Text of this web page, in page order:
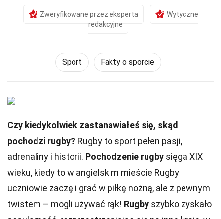
Zweryfikowane przez eksperta
Wytyczne
redakcyjne
Sport Fakty o sporcie
Czy kiedykolwiek zastanawiałeś się, skąd
pochodzi rugby? Rugby to sport pełen pasji,
adrenaliny i historii. Pochodzenie rugby sięga XIX
wieku, kiedy to w angielskim mieście Rugby
uczniowie zaczęli grać w piłkę nożną, ale z pewnym
twistem – mogli używać rąk! Rugby szybko zyskało